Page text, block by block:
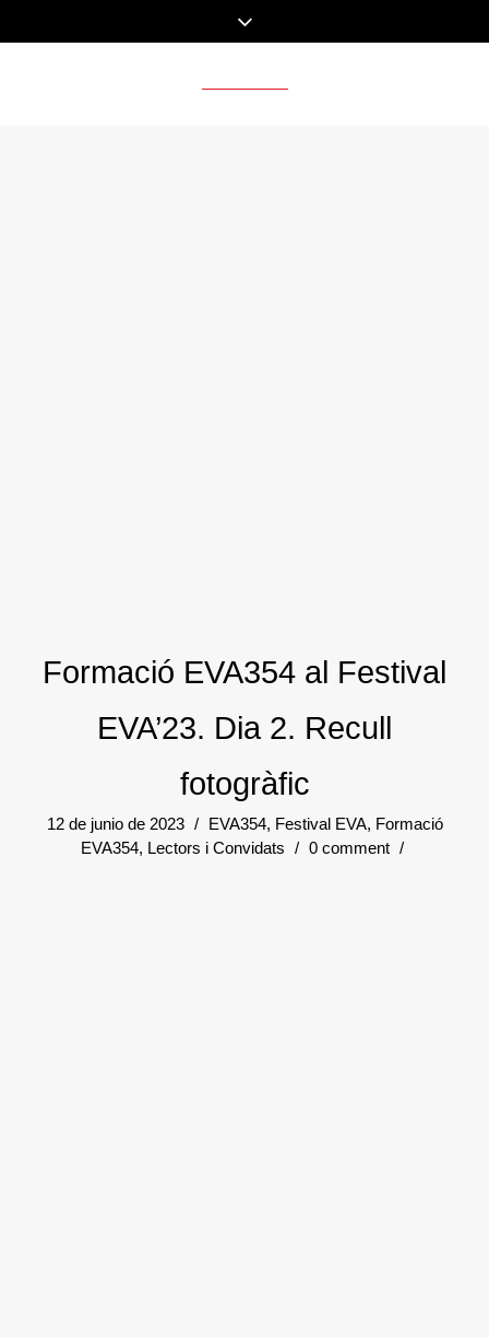
Formació EVA354 al Festival
EVA’23. Dia 2. Recull
fotogràfic
12 de junio de 2023 / EVA354, Festival EVA, Formació
EVA354, Lectors i Convidats / 0 comment /